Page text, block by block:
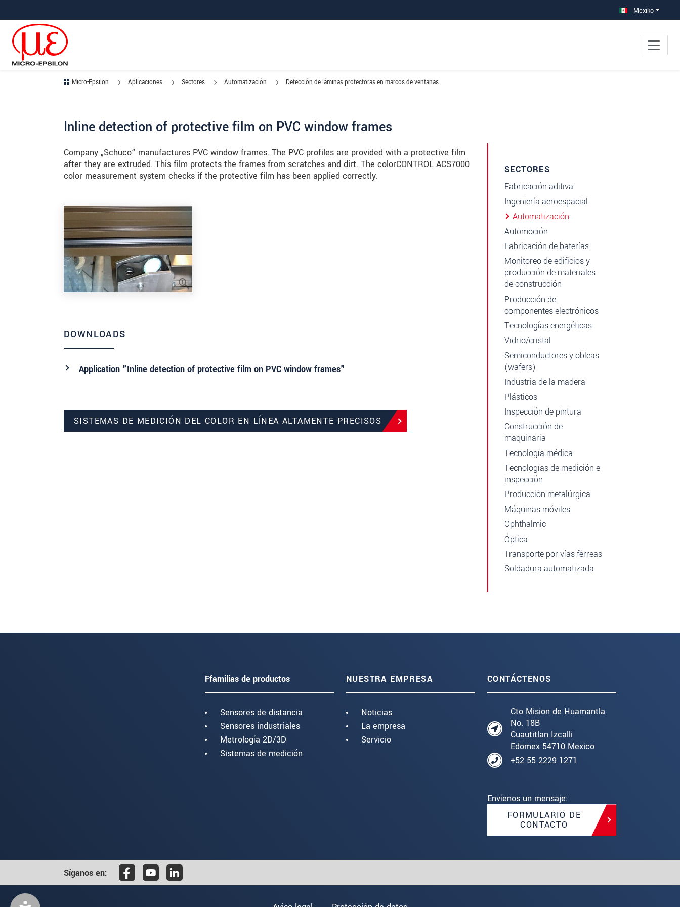
Mexiko
Micro-Epsilon Aplicaciones Sectores Automatización Detección de láminas protectoras en marcos de ventanas
Inline detection of protective film on PVC window frames
Company „Schüco“ manufactures PVC window frames. The PVC profiles are provided with a protective film
after they are extruded. This film protects the frames from scratches and dirt. The colorCONTROL ACS7000
color measurement system checks if the protective film has been applied correctly.
DOWNLOADS
Application "Inline detection of protective film on PVC window frames"
SISTEMAS DE MEDICIÓN DEL COLOR EN LÍNEA ALTAMENTE PRECISOS
SECTORES
Fabricación aditiva
Ingeniería aeroespacial
Automatización
Automoción
Fabricación de baterías
Monitoreo de edificios y
producción de materiales
de construcción
Producción de
componentes electrónicos
Tecnologías energéticas
Vidrio/cristal
Semiconductores y obleas
(wafers)
Industria de la madera
Plásticos
Inspección de pintura
Construcción de
maquinaria
Tecnología médica
Tecnologías de medición e
inspección
Producción metalúrgica
Máquinas móviles
Ophthalmic
Óptica
Transporte por vías férreas
Soldadura automatizada
Ffamilias de productos
Sensores de distancia
Sensores industriales
Metrología 2D/3D
Sistemas de medición
NUESTRA EMPRESA
Noticias
La empresa
Servicio
CONTÁCTENOS
Cto Mision de Huamantla
No. 18B
Cuautitlan Izcalli
Edomex 54710 Mexico
+52 55 2229 1271
Envíenos un mensaje:
FORMULARIO DE
CONTACTO
Síganos en: